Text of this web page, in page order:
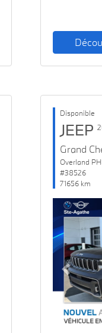
Disponible
JEEP
Grand
Overland
#38526
71656 km
Previous